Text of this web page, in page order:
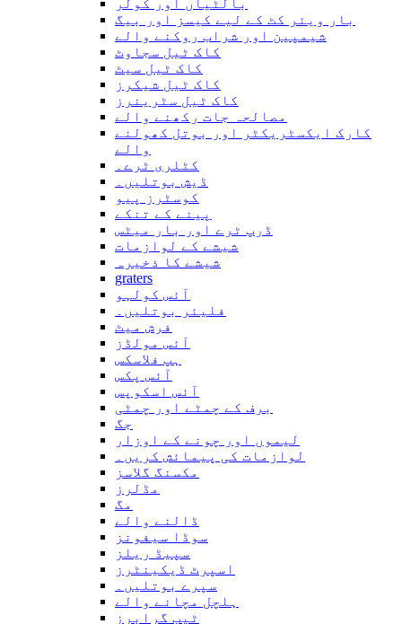
بالٹیاں اور کولر
بار ویئر کٹ کے لیے کیسز اور بیگ
شیمپین اور شراب روکنے والے
کاک ٹیل سجاوٹ
کاک ٹیل سیٹ
کاک ٹیل شیکرز
کاک ٹیل سٹرینرز
مصالحہ جات رکھنے والے
کارک ایکسٹریکٹر اور بوتل کھولنے
والے
کٹلری ٹرے۔
ڈیش بوتلیں۔
کوسٹرز پیو
پینے کے تنکے
ڈرپ ٹرے اور بار میٹس
شیشے کے لوازمات
شیشے کا ذخیرہ
graters
آئس کولہو
فلیئر بوتلیں۔
فرش میٹ
آئس مولڈز
ہپ فلاسکس
آئس پکس
آئس اسکوپس
برف کے چمٹے اور چمٹی
جگ
لیموں اور چونے کے اوزار
لوازمات کی پیمائش کریں۔
مکسنگ گلاسز
مڈلرز
مگ
ڈالنے والے
سوڈا سیفونز
سپیڈ ریلز
اسپرٹ ڈیکینٹرز
سپرے بوتلیں۔
ہلچل مچانے والے
ٹیب گرابرز